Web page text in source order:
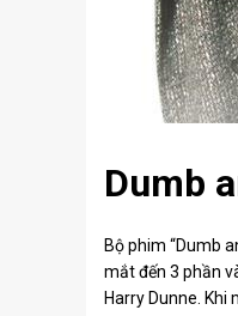
Dumb
Bộ phim “Dumb
mắt đến 3 phần
Harry Dunne.